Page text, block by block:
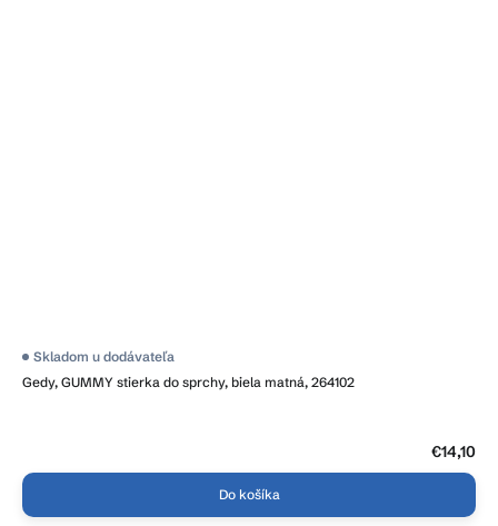
Gedy, GUMMY stierka do sprchy, biela matná, 264102
Skladom u dodávateľa
€14,10
Do košíka